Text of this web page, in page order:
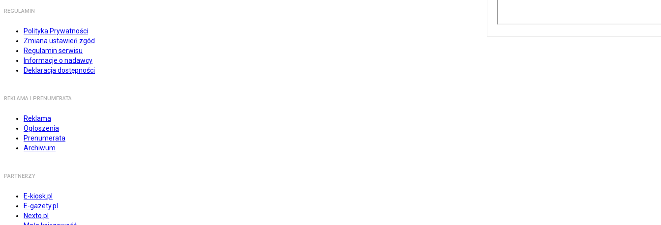
REGULAMIN
Polityka Prywatności
Zmiana ustawień zgód
Regulamin serwisu
Informacje o nadawcy
Deklaracja dostępności
REKLAMA I PRENUMERATA
Reklama
Ogłoszenia
Prenumerata
Archiwum
PARTNERZY
E-kiosk.pl
E-gazety.pl
Nexto.pl